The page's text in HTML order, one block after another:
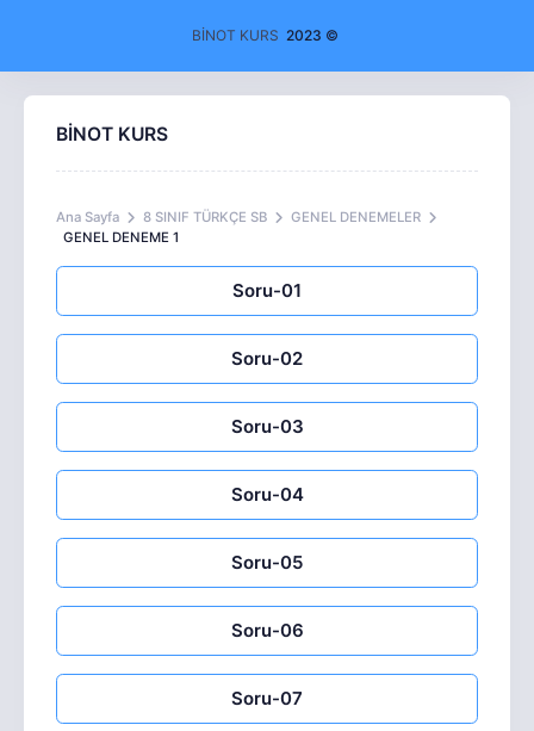
BİNOT KURS 2023 ©
BİNOT KURS
Ana Sayfa 8 SINIF TÜRKÇE SB
GENEL DENEMELER
GENEL DENEME 1
Soru-01
Soru-02
Soru-03
Soru-04
Soru-05
Soru-06
Soru-07